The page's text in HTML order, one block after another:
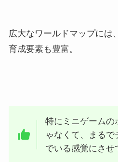
広大なワールドマップには
育成要素も豊富。
特にミニゲームの
ゃなくて、まる
でいる感覚にさせ